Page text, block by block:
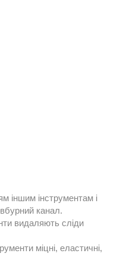
іншим інструментам і
канал.
видаляють сліди
міцні, еластичні,